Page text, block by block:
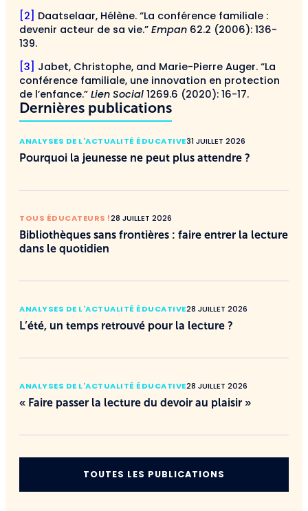
[2] Daatselaar, Hélène. “La conférence familiale :
devenir acteur de sa vie.” Empan 62.2 (2006): 136-
139.
[3] Jabet, Christophe, and Marie-Pierre Auger. “La
conférence familiale, une innovation en protection
de l’enfance.” Lien Social 1269.6 (2020): 16-17.
Dernières publications
ANALYSES DE L'ACTUALITÉ ÉDUCATIVE31 JUILLET 2026
Pourquoi la jeunesse ne peut plus attendre ?
TOUS ÉDUCATEURS !28 JUILLET 2026
Bibliothèques sans frontières : faire entrer la lecture
dans le quotidien
ANALYSES DE L'ACTUALITÉ ÉDUCATIVE28 JUILLET 2026
L’été, un temps retrouvé pour la lecture ?
ANALYSES DE L'ACTUALITÉ ÉDUCATIVE28 JUILLET 2026
« Faire passer la lecture du devoir au plaisir »
TOUTES LES PUBLICATIONS